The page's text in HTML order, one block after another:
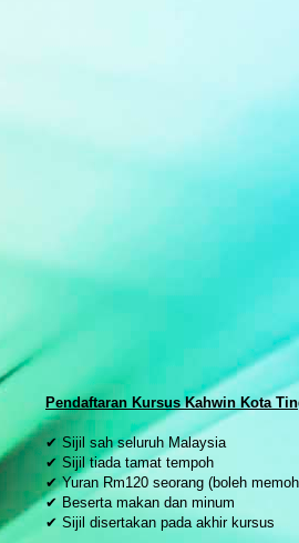
Pendaftaran Kursus Kahwin Kota
✔ Sijil sah seluruh Malaysia
✔ Sijil tiada tamat tempoh
✔ Yuran Rm120 seorang (boleh
✔ Beserta makan dan minum
✔ Sijil disertakan pada akhir kursus